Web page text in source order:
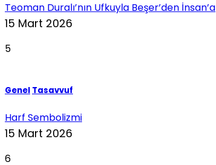
Teoman Duralı’nın Ufkuyla Beşer’den İnsan’a
15 Mart 2026
5
Genel Tasavvuf
Harf Sembolizmi
15 Mart 2026
6